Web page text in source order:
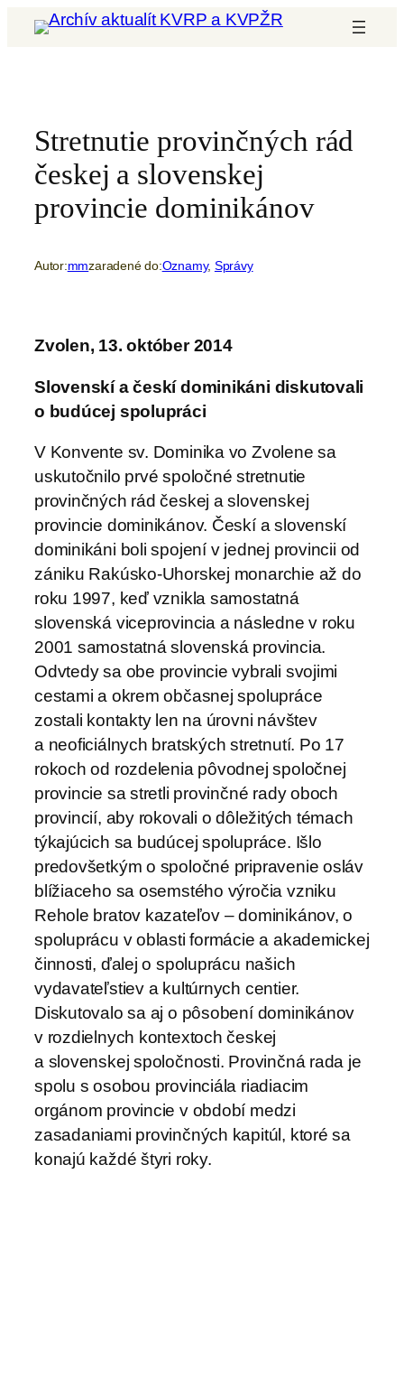
Prejsť
Stretnutie provinčných rád
českej a slovenskej
provincie dominikánov
Autor:mmzaradené do:Oznamy, Správy
Zvolen, 13. október 2014
Slovenskí a českí dominikáni diskutovali
o budúcej spolupráci
V Konvente sv. Dominika vo Zvolene sa
uskutočnilo prvé spoločné stretnutie
provinčných rád českej a slovenskej
provincie dominikánov. Českí a slovenskí
dominikáni boli spojení v jednej provincii od
zániku Rakúsko-Uhorskej monarchie až do
roku 1997, keď vznikla samostatná
slovenská viceprovincia a následne v roku
2001 samostatná slovenská provincia.
Odvtedy sa obe provincie vybrali svojimi
cestami a okrem občasnej spolupráce
zostali kontakty len na úrovni návštev
a neoficiálnych bratských stretnutí. Po 17
rokoch od rozdelenia pôvodnej spoločnej
provincie sa stretli provinčné rady oboch
provincií, aby rokovali o dôležitých témach
týkajúcich sa budúcej spolupráce. Išlo
predovšetkým o spoločné pripravenie osláv
blížiaceho sa osemstého výročia vzniku
Rehole bratov kazateľov – dominikánov, o
spoluprácu v oblasti formácie a akademickej
činnosti, ďalej o spoluprácu našich
vydavateľstiev a kultúrnych centier.
Diskutovalo sa aj o pôsobení dominikánov
v rozdielnych kontextoch českej
a slovenskej spoločnosti. Provinčná rada je
spolu s osobou provinciála riadiacim
orgánom provincie v období medzi
zasadaniami provinčných kapitúl, ktoré sa
konajú každé štyri roky.